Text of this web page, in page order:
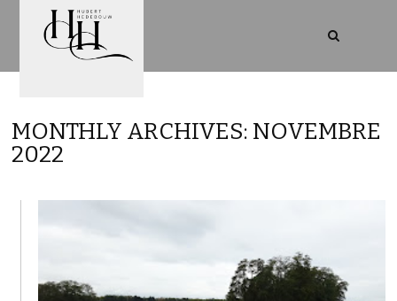
MONTHLY ARCHIVES: NOVEMBRE
2022